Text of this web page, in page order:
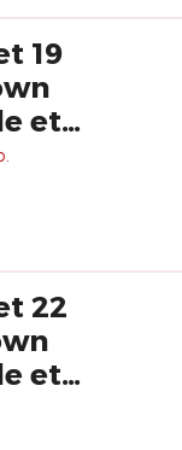
19
et
22
et